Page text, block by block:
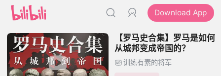
Download App
【罗马史合集】罗马是如何
从城邦变成帝国的？
训练有素的将军